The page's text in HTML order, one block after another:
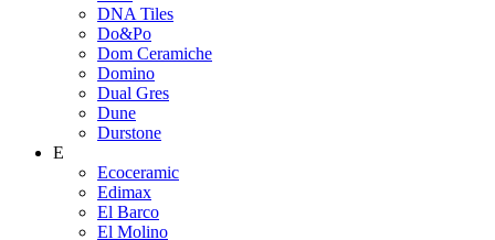
DNA Tiles
Do&Po
Dom Ceramiche
Domino
Dual Gres
Dune
Durstone
E
Ecoceramic
Edimax
El Barco
El Molino